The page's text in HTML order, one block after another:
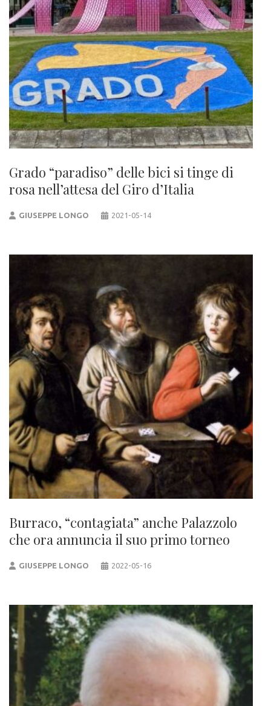
Grado “paradiso” delle bici si tinge di
rosa nell’attesa del Giro d’Italia
GIUSEPPE LONGO 2021-05-14
Burraco, “contagiata” anche Palazzolo
che ora annuncia il suo primo torneo
GIUSEPPE LONGO 2022-05-16